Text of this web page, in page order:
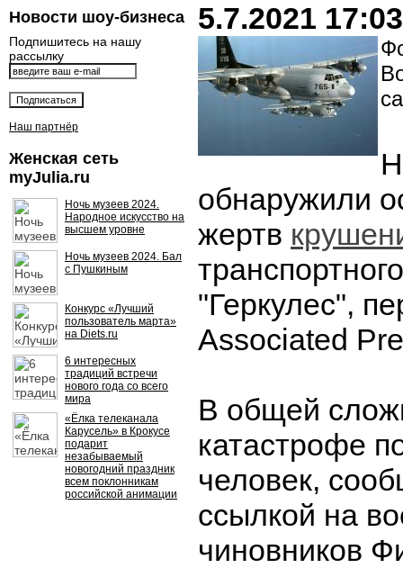
Новости шоу-бизнеса
Подпишитесь на нашу
рассылку
Наш партнёр
Женская сеть
myJulia.ru
Ночь музеев 2024.
Народное искусство на
высшем уровне
Ночь музеев 2024. Бал
с Пушкиным
Конкурс «Лучший
пользователь марта»
на Diets.ru
6 интересных
традиций встречи
нового года со всего
мира
«Ёлка телеканала
Карусель» в Крокусе
подарит
незабываемый
новогодний праздник
всем поклонникам
российской анимации
5.7.2021 17:03
обнаружили
жертв
"Геркулес",
Associated
В общей
катастрофе
человек,
ссылкой на
чиновников